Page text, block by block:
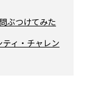
ぶつけてみた
ティ・チャレン